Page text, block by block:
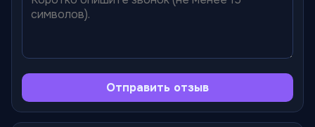
Отправить отзыв